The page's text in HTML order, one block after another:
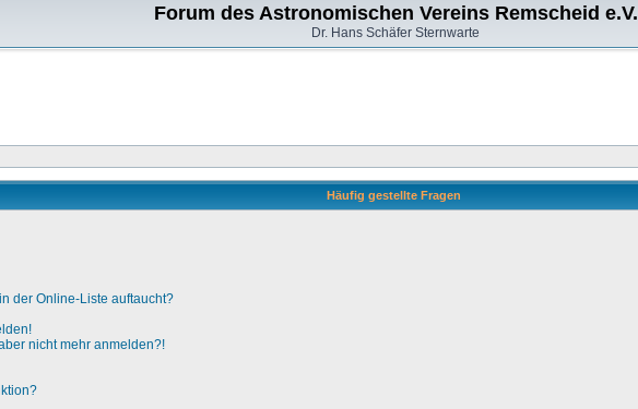
Forum des Astronomischen Vereins Remscheid e.V.
Dr. Hans Schäfer Sternwarte
Häufig gestellte Fragen
der Online-Liste auftaucht?
nicht mehr anmelden?!